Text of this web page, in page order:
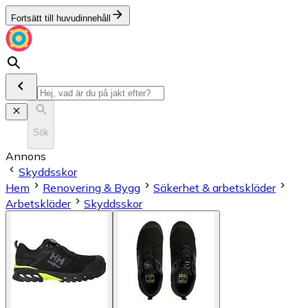
Fortsätt till huvudinnehåll
Sök
Annons
Skyddsskor
Hem
Renovering & Bygg
Säkerhet & arbetskläder
Arbetskläder
Skyddsskor